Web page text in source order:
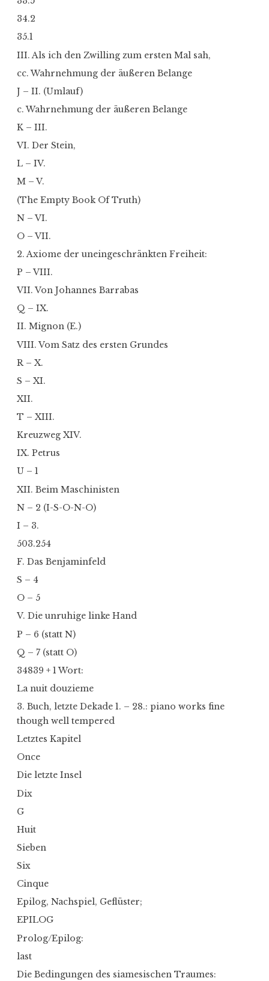
34.2
35.1
III. Als ich den Zwilling zum ersten Mal sah,
cc. Wahrnehmung der äußeren Belange
J – II. (Umlauf)
c. Wahrnehmung der äußeren Belange
K – III.
VI. Der Stein,
L – IV.
M – V.
(The Empty Book Of Truth)
N – VI.
O – VII.
2. Axiome der uneingeschränkten Freiheit:
P – VIII.
VII. Von Johannes Barrabas
Q – IX.
II. Mignon (E.)
VIII. Vom Satz des ersten Grundes
R – X.
S – XI.
XII.
T – XIII.
Kreuzweg XIV.
IX. Petrus
U – 1
XII. Beim Maschinisten
N – 2 (I-S-O-N-O)
I – 3.
503.254
F. Das Benjaminfeld
S – 4
O – 5
V. Die unruhige linke Hand
P – 6 (statt N)
Q – 7 (statt O)
34839 + 1 Wort:
La nuit douzieme
3. Buch, letzte Dekade 1. – 28.: piano works fine
though well tempered
Letztes Kapitel
Once
Die letzte Insel
Dix
G
Huit
Sieben
Six
Cinque
Epilog, Nachspiel, Geflüster;
EPILOG
Prolog/Epilog:
last
Die Bedingungen des siamesischen Traumes: